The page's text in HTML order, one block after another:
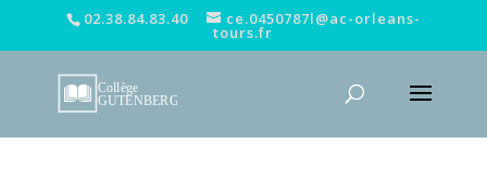
02.38.84.83.40 ce.0450787l@ac-orleans-
tours.fr